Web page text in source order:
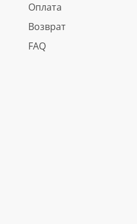
Оплата
Возврат
FAQ